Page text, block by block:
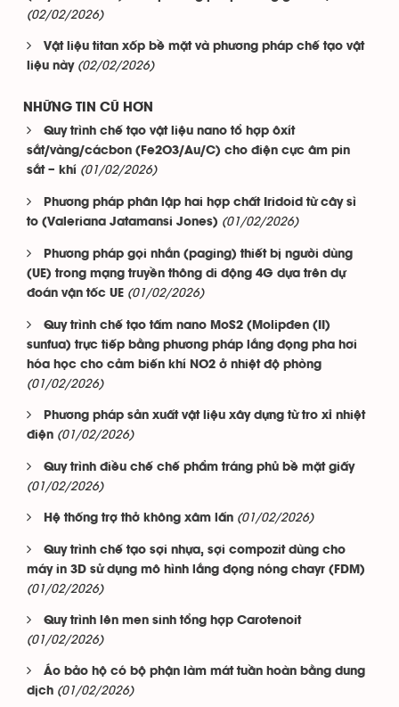
(02/02/2026)
Vật liệu titan xốp bề mặt và phương pháp chế tạo vật
liệu này (02/02/2026)
NHỮNG TIN CŨ HƠN
Quy trình chế tạo vật liệu nano tổ hợp ôxít
sắt/vàng/cácbon (Fe2O3/Au/C) cho điện cực âm pin
sắt – khí (01/02/2026)
Phương pháp phân lập hai hợp chất Iridoid từ cây sì
to (Valeriana Jatamansi Jones) (01/02/2026)
Phương pháp gọi nhắn (paging) thiết bị người dùng
(UE) trong mạng truyền thông di động 4G dựa trên dự
đoán vận tốc UE (01/02/2026)
Quy trình chế tạo tấm nano MoS2 (Molipđen (II)
sunfua) trực tiếp bằng phương pháp lắng đọng pha hơi
hóa học cho cảm biến khí NO2 ở nhiệt độ phòng
(01/02/2026)
Phương pháp sản xuất vật liệu xây dựng từ tro xỉ nhiệt
điện (01/02/2026)
Quy trình điều chế chế phẩm tráng phủ bề mặt giấy
(01/02/2026)
Hệ thống trợ thở không xâm lấn (01/02/2026)
Quy trình chế tạo sợi nhựa, sợi compozit dùng cho
máy in 3D sử dụng mô hình lắng đọng nóng chayr (FDM)
(01/02/2026)
Quy trình lên men sinh tổng hợp Carotenoit
(01/02/2026)
Áo bảo hộ có bộ phận làm mát tuần hoàn bằng dung
dịch (01/02/2026)